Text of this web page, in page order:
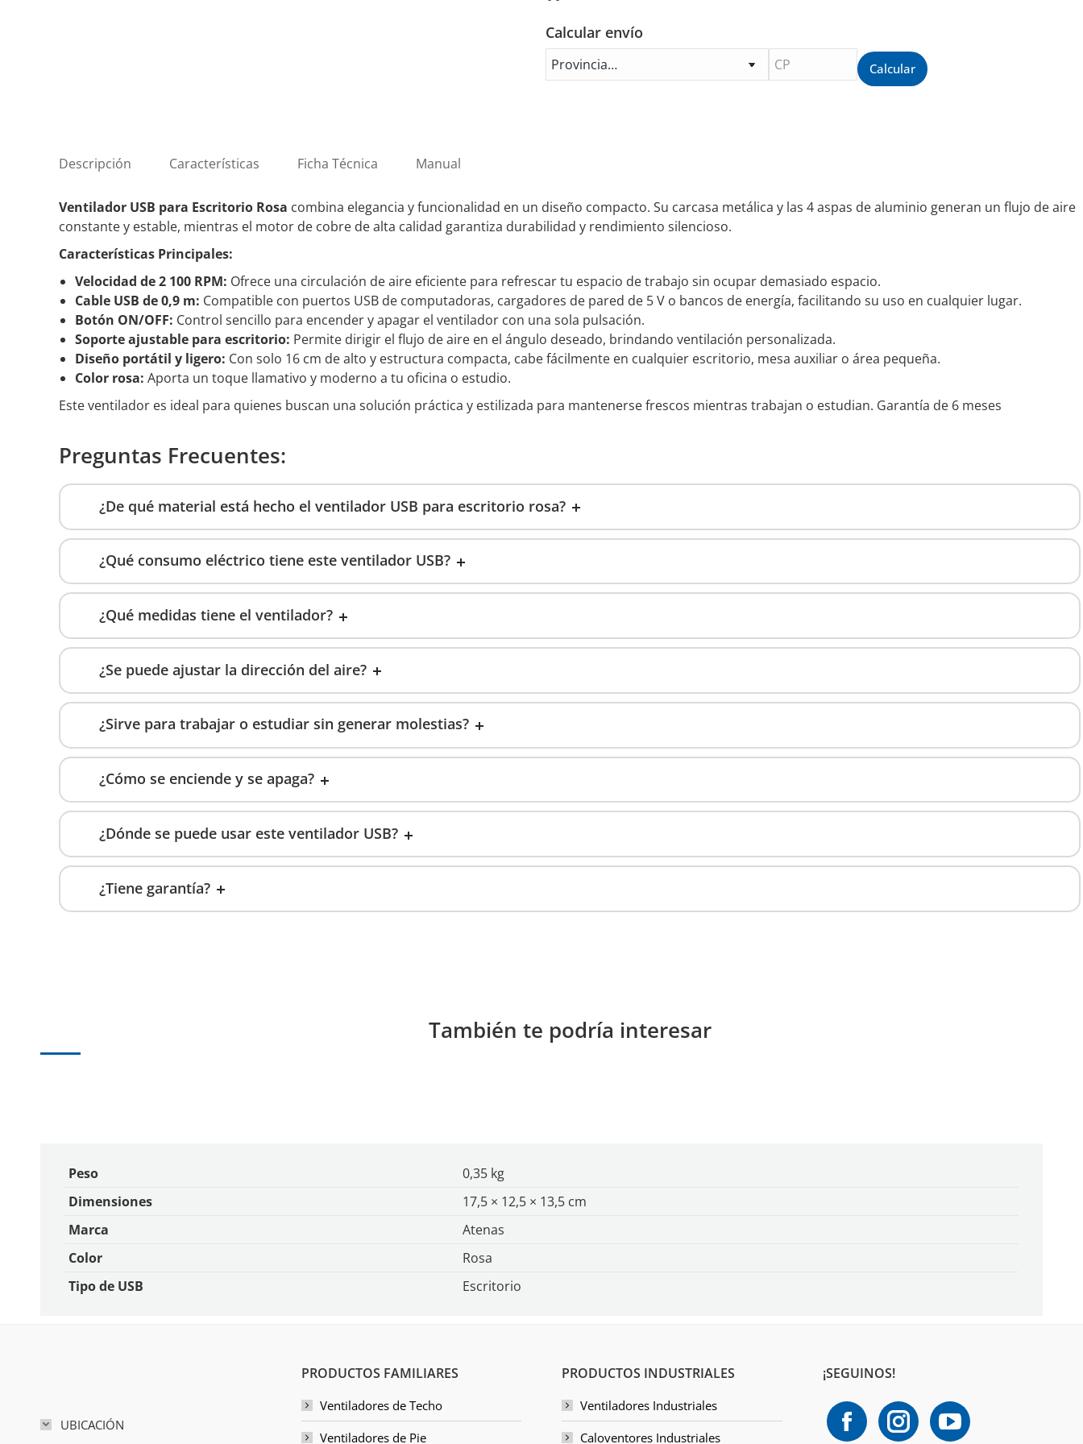
USB-
ROSA
cantidad
Calcular envío
Calcular
Descripción Características Ficha Técnica Manual
Ventilador USB para Escritorio Rosa combina elegancia y funcionalidad en un diseño compacto. Su carcasa metálica y las 4 aspas de aluminio generan un flujo de aire
constante y estable, mientras el motor de cobre de alta calidad garantiza durabilidad y rendimiento silencioso.
Características Principales:
Velocidad de 2 100 RPM: Ofrece una circulación de aire eficiente para refrescar tu espacio de trabajo sin ocupar demasiado espacio.
Cable USB de 0,9 m: Compatible con puertos USB de computadoras, cargadores de pared de 5 V o bancos de energía, facilitando su uso en cualquier lugar.
Botón ON/OFF: Control sencillo para encender y apagar el ventilador con una sola pulsación.
Soporte ajustable para escritorio: Permite dirigir el flujo de aire en el ángulo deseado, brindando ventilación personalizada.
Diseño portátil y ligero: Con solo 16 cm de alto y estructura compacta, cabe fácilmente en cualquier escritorio, mesa auxiliar o área pequeña.
Color rosa: Aporta un toque llamativo y moderno a tu oficina o estudio.
Este ventilador es ideal para quienes buscan una solución práctica y estilizada para mantenerse frescos mientras trabajan o estudian. Garantía de 6 meses
Preguntas Frecuentes:
¿De qué material está hecho el ventilador USB para escritorio rosa?
¿Qué consumo eléctrico tiene este ventilador USB?
¿Qué medidas tiene el ventilador?
¿Se puede ajustar la dirección del aire?
¿Sirve para trabajar o estudiar sin generar molestias?
¿Cómo se enciende y se apaga?
¿Dónde se puede usar este ventilador USB?
¿Tiene garantía?
También te podría interesar
Peso
0,35 kg
Dimensiones
17,5 × 12,5 × 13,5 cm
Marca
Atenas
Color
Rosa
Tipo de USB
Escritorio
UBICACIÓN
PRODUCTOS FAMILIARES
Ventiladores de Techo
Ventiladores de Pie
PRODUCTOS INDUSTRIALES
Ventiladores Industriales
Caloventores Industriales
¡SEGUINOS!